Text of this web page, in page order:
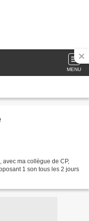
MENU
ma collègue de CP,
1 son tous les 2 jours